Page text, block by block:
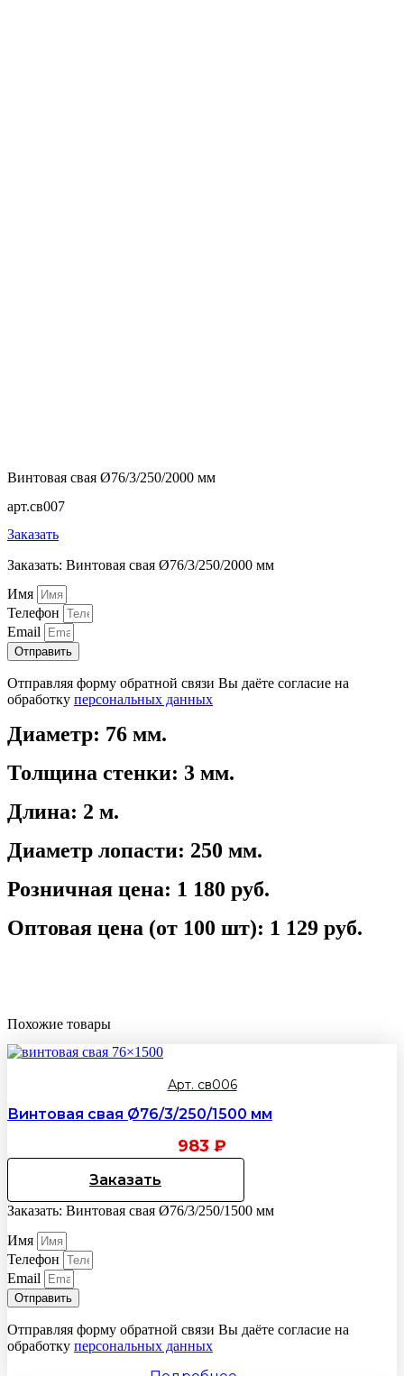
Винтовая свая Ø76/3/250/2000 мм
арт.св007
Заказать
Заказать: Винтовая свая Ø76/3/250/2000 мм
Имя
Телефон
Email
Отправить
Отправляя форму обратной связи Вы даёте согласие на
обработку персональных данных
Диаметр: 76 мм.
Толщина стенки: 3 мм.
Длина: 2 м.
Диаметр лопасти: 250 мм.
Розничная цена: 1 180 руб.
Оптовая цена (от 100 шт): 1 129 руб.
Похожие товары
Арт. св006
Винтовая свая Ø76/3/250/1500 мм
983 ₽
Заказать
Заказать: Винтовая свая Ø76/3/250/1500 мм
Имя
Телефон
Email
Отправить
Отправляя форму обратной связи Вы даёте согласие на
обработку персональных данных